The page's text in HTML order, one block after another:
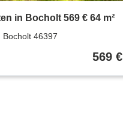
in Bocholt 569 € 64 m²
Bocholt 46397
569 €